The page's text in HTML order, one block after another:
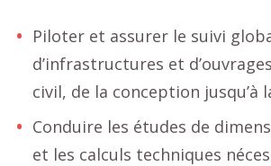
Piloter et assurer le suivi
d’infrastructures et
civil, de la conception jusqu’à
Conduire les études de
et les calculs techniques